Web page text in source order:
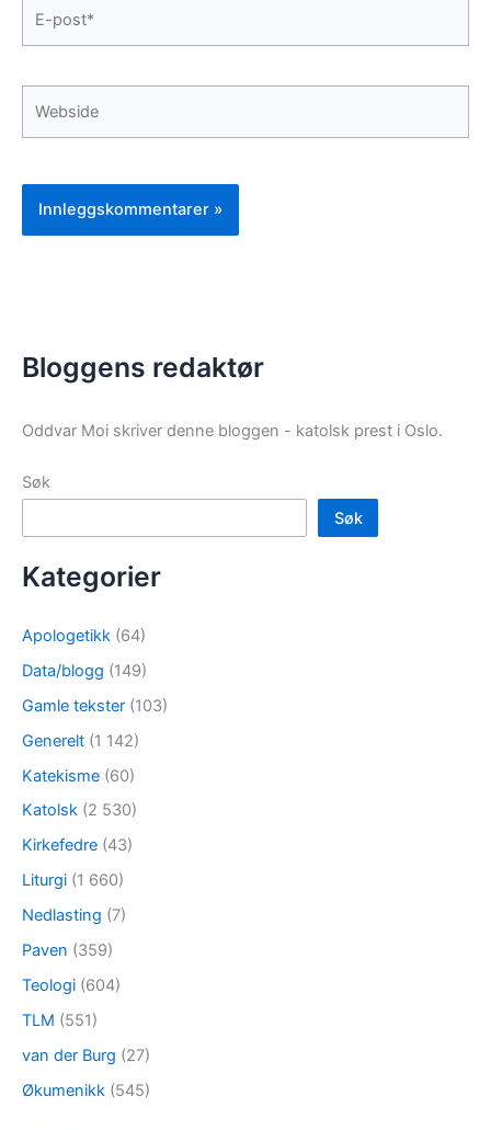
post*
Bloggens redaktør
Oddvar Moi skriver denne bloggen - katolsk prest i Oslo.
Søk
Søk
Kategorier
Apologetikk (64)
Data/blogg (149)
Gamle tekster (103)
Generelt (1 142)
Katekisme (60)
Katolsk (2 530)
Kirkefedre (43)
Liturgi (1 660)
Nedlasting (7)
Paven (359)
Teologi (604)
TLM (551)
van der Burg (27)
Økumenikk (545)